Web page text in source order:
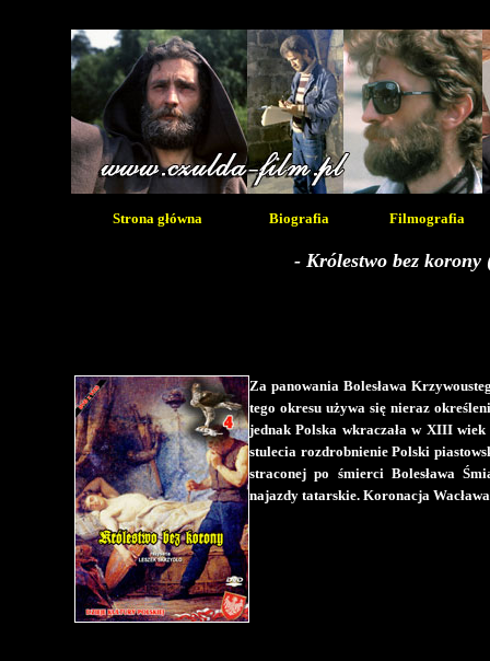
Strona główna Biografia Filmografia
- Królestwo bez
Za panowania Bolesława
tego okresu używa się nieraz
jednak Polska wkraczała w XIII
stulecia rozdrobnienie Polski
straconej po śmierci Bolesława
najazdy tatarskie. Koronacja